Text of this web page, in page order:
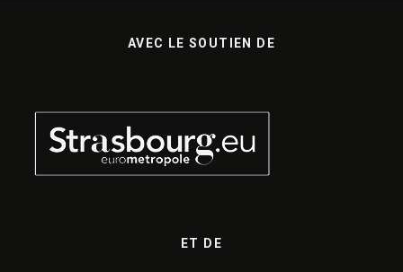
AVEC LE SOUTIEN DE
ET DE